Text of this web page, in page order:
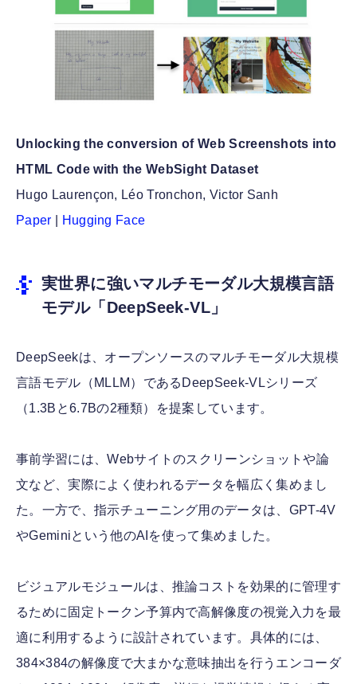
Unlocking the conversion of Web Screenshots into
HTML Code with the WebSight Dataset
Hugo Laurençon, Léo Tronchon, Victor Sanh
Paper
Hugging Face
実世界に強いマルチモーダル大規模言語
モデル「DeepSeek-VL」
DeepSeekは、オープンソースのマルチモーダル大規模
言語モデル（MLLM）であるDeepSeek-VLシリーズ
（1.3Bと6.7Bの2種類）を提案しています。
事前学習には、Webサイトのスクリーンショットや論
文など、実際によく使われるデータを幅広く集めまし
た。一方で、指示チューニング用のデータは、GPT-4V
やGeminiという他のAIを使って集めました。
ビジュアルモジュールは、推論コストを効果的に管理す
るために固定トークン予算内で高解像度の視覚入力を最
適に利用するように設計されています。具体的には、
384×384の解像度で大まかな意味抽出を行うエンコーダ